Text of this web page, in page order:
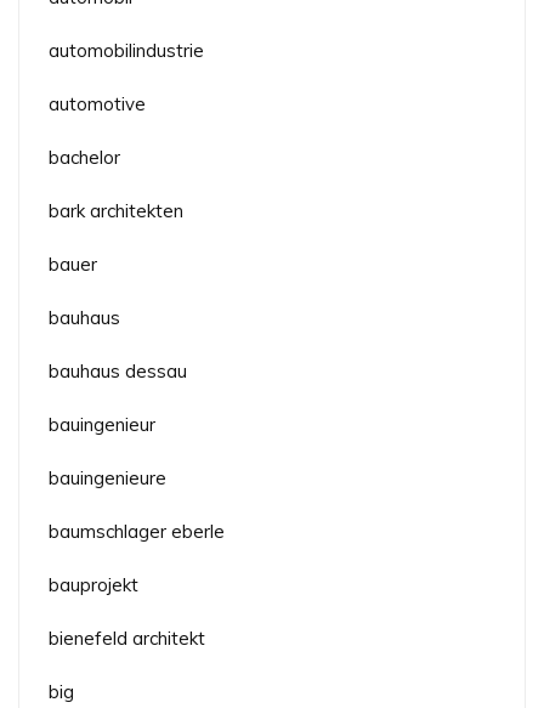
automobilindustrie
automotive
bachelor
bark architekten
bauer
bauhaus
bauhaus dessau
bauingenieur
bauingenieure
baumschlager eberle
bauprojekt
bienefeld architekt
big